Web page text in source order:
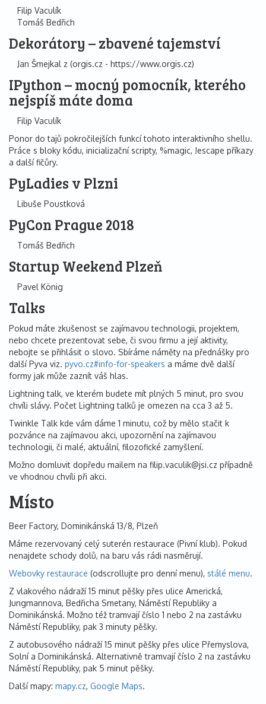
Filip Vaculík
Tomáš Bedřich
Dekorátory – zbavené tajemství
Jan Šmejkal z (orgis.cz - https://www.orgis.cz)
IPython – mocný pomocník, kterého
nejspíš máte doma
Filip Vaculík
Ponor do tajů pokročilejších funkcí tohoto interaktivního shellu.
Práce s bloky kódu, inicializační scripty, %magic, !escape příkazy
a další fičůry.
PyLadies v Plzni
Libuše Poustková
PyCon Prague 2018
Tomáš Bedřich
Startup Weekend Plzeň
Pavel König
Talks
Pokud máte zkušenost se zajímavou technologii, projektem,
nebo chcete prezentovat sebe, či svou firmu a její aktivity,
nebojte se přihlásit o slovo. Sbíráme náměty na přednášky pro
další Pyva viz. pyvo.cz#info-for-speakers a máme dvě další
formy jak může zaznít váš hlas.
Lightning talk, ve kterém budete mít plných 5 minut, pro svou
chvíli slávy. Počet Lightning talků je omezen na cca 3 až 5.
Twinkle Talk kde vám dáme 1 minutu, což by mělo stačit k
pozvánce na zajímavou akci, upozornění na zajímavou
technologii, či malé, aktuální, filozofické zamyšlení.
Možno domluvit dopředu mailem na filip.vaculik@jsi.cz případně
ve vhodnou chvíli při akci.
Místo
Beer Factory, Dominikánská 13/8, Plzeň
Máme rezervovaný celý suterén restaurace (Pivní klub). Pokud
nenajdete schody dolů, na baru vás rádi nasměrují.
Webovky restaurace (odscrollujte pro denní menu), stálé menu.
Z vlakového nádraží 15 minut pěšky přes ulice Americká,
Jungmannova, Bedřicha Smetany, Náměstí Republiky a
Dominikánská. Možno též tramvají číslo 1 nebo 2 na zastávku
Náměstí Republiky, pak 3 minuty pěšky.
Z autobusového nádraží 15 minut pěšky přes ulice Přemyslova,
Solní a Dominikánská. Alternativně tramvají číslo 2 na zastávku
Náměstí Republiky, pak 5 minut pěšky.
Další mapy: mapy.cz, Google Maps.